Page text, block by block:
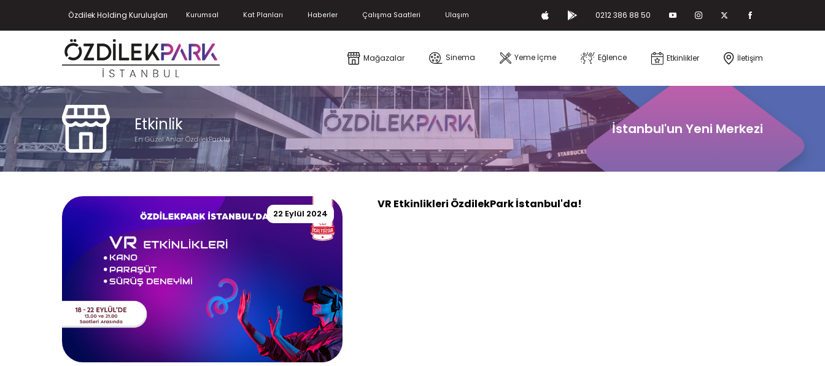
Özdilek Holding Kuruluşları Kurumsal Kat Planları Haberler Çalışma Saatleri Ulaşım 0212 386 88 50
Mağazalar Sinema Yeme İçme Eğlence Etkinlikler İletişim
Etkinlik
En Güzel Anlar ÖzdilekPark’ta
İstanbul'un Yeni Merkezi
22 Eylül 2024
VR Etkinlikleri ÖzdilekPark İstanbul'da!